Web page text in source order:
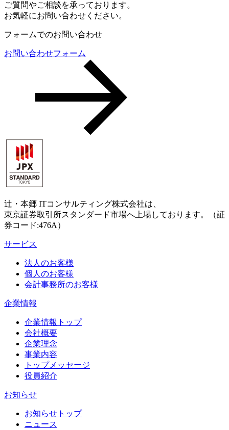
ご質問やご相談を承っております。
お気軽にお問い合わせください。
フォームでのお問い合わせ
お問い合わせフォーム
辻・本郷 ITコンサルティング株式会社は、
東京証券取引所スタンダード市場へ上場しております。（証
券コード:476A）
サービス
法人のお客様
個人のお客様
会計事務所のお客様
企業情報
企業情報トップ
会社概要
企業理念
事業内容
トップメッセージ
役員紹介
お知らせ
お知らせトップ
ニュース